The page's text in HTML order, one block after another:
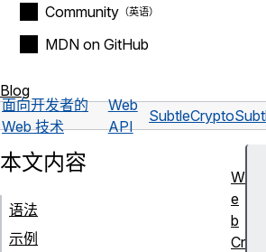
Community
MDN on GitHub
Blog
面向开发者的
Web 技术
Web
API
SubtleCrypto
本文内容
语法
示例
W
e
b
Cr